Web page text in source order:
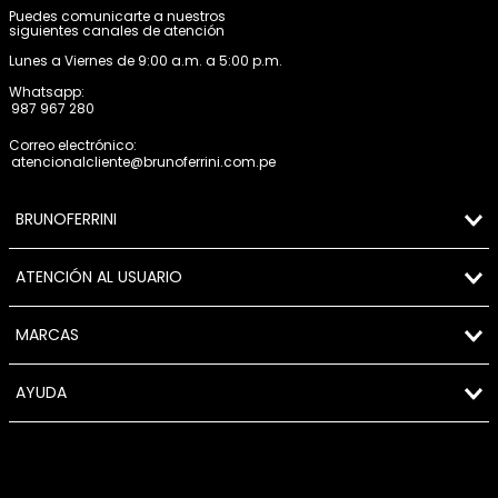
Puedes comunicarte a nuestros
siguientes canales de atención
Lunes a Viernes de 9:00 a.m. a 5:00 p.m.
Whatsapp:
987 967 280
Correo electrónico:
atencionalcliente@brunoferrini.com.pe
BRUNOFERRINI
ATENCIÓN AL USUARIO
MARCAS
AYUDA